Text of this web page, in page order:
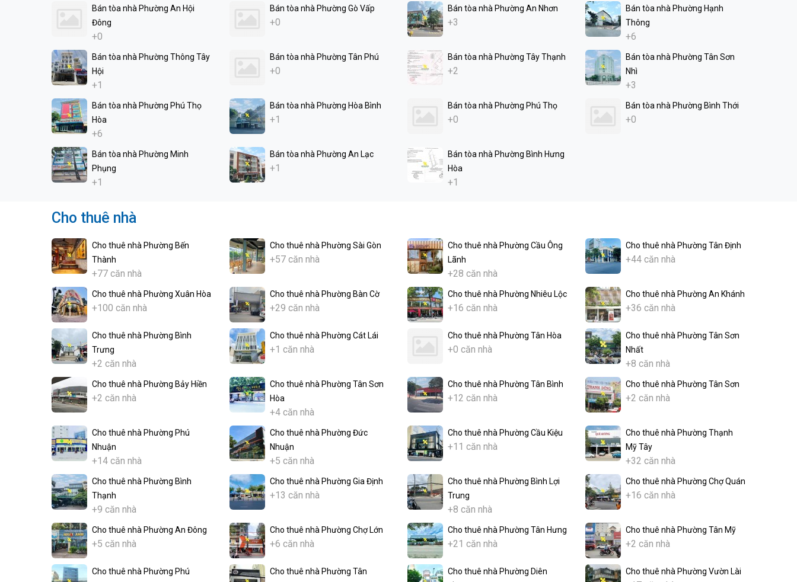
Bán tòa nhà Phường An Hội
Đông
+0
Bán tòa nhà Phường Gò Vấp
+0
Bán tòa nhà Phường An Nhơn
+3
Bán tòa nhà Phường Hạnh
Thông
+6
Bán tòa nhà Phường Thông Tây
Hội
+1
Bán tòa nhà Phường Tân Phú
+0
Bán tòa nhà Phường Tây Thạnh
+2
Bán tòa nhà Phường Tân Sơn
Nhì
+3
Bán tòa nhà Phường Phú Thọ
Hòa
+6
Bán tòa nhà Phường Hòa Bình
+1
Bán tòa nhà Phường Phú Thọ
+0
Bán tòa nhà Phường Bình Thới
+0
Bán tòa nhà Phường Minh
Phụng
+1
Bán tòa nhà Phường An Lạc
+1
Bán tòa nhà Phường Bình Hưng
Hòa
+1
Cho thuê nhà
Cho thuê nhà Phường Bến
Thành
+77 căn nhà
Cho thuê nhà Phường Sài Gòn
+57 căn nhà
Cho thuê nhà Phường Cầu Ông
Lãnh
+28 căn nhà
Cho thuê nhà Phường Tân Định
+44 căn nhà
Cho thuê nhà Phường Xuân Hòa
+100 căn nhà
Cho thuê nhà Phường Bàn Cờ
+29 căn nhà
Cho thuê nhà Phường Nhiêu Lộc
+16 căn nhà
Cho thuê nhà Phường An Khánh
+36 căn nhà
Cho thuê nhà Phường Bình
Trưng
+2 căn nhà
Cho thuê nhà Phường Cát Lái
+1 căn nhà
Cho thuê nhà Phường Tân Hòa
+0 căn nhà
Cho thuê nhà Phường Tân Sơn
Nhất
+8 căn nhà
Cho thuê nhà Phường Bảy Hiền
+2 căn nhà
Cho thuê nhà Phường Tân Sơn
Hòa
+4 căn nhà
Cho thuê nhà Phường Tân Bình
+12 căn nhà
Cho thuê nhà Phường Tân Sơn
+2 căn nhà
Cho thuê nhà Phường Phú
Nhuận
+14 căn nhà
Cho thuê nhà Phường Đức
Nhuận
+5 căn nhà
Cho thuê nhà Phường Cầu Kiệu
+11 căn nhà
Cho thuê nhà Phường Thạnh
Mỹ Tây
+32 căn nhà
Cho thuê nhà Phường Bình
Thạnh
+9 căn nhà
Cho thuê nhà Phường Gia Định
+13 căn nhà
Cho thuê nhà Phường Bình Lợi
Trung
+8 căn nhà
Cho thuê nhà Phường Chợ Quán
+16 căn nhà
Cho thuê nhà Phường An Đông
+5 căn nhà
Cho thuê nhà Phường Chợ Lớn
+6 căn nhà
Cho thuê nhà Phường Tân Hưng
+21 căn nhà
Cho thuê nhà Phường Tân Mỹ
+2 căn nhà
Cho thuê nhà Phường Phú
Cho thuê nhà Phường Tân
Cho thuê nhà Phường Diên
Cho thuê nhà Phường Vườn Lài